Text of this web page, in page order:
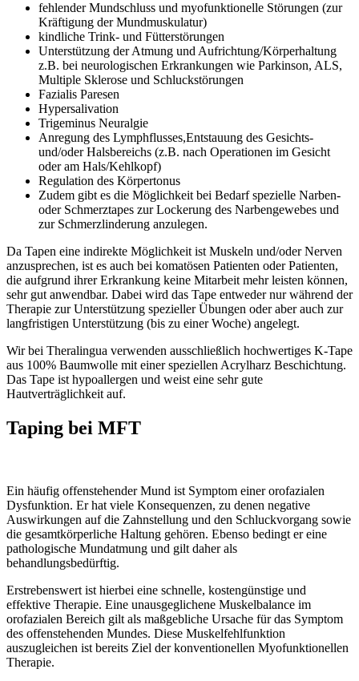
fehlender Mundschluss und myofunktionelle Störungen (zur
Kräftigung der Mundmuskulatur)
kindliche Trink- und Fütterstörungen
Unterstützung der Atmung und Aufrichtung/Körperhaltung
z.B. bei neurologischen Erkrankungen wie Parkinson, ALS,
Multiple Sklerose und Schluckstörungen
Fazialis Paresen
Hypersalivation
Trigeminus Neuralgie
Anregung des Lymphflusses,Entstauung des Gesichts-
und/oder Halsbereichs (z.B. nach Operationen im Gesicht
oder am Hals/Kehlkopf)
Regulation des Körpertonus
Zudem gibt es die Möglichkeit bei Bedarf spezielle Narben-
oder Schmerztapes zur Lockerung des Narbengewebes und
zur Schmerzlinderung anzulegen.
Da Tapen eine indirekte Möglichkeit ist Muskeln und/oder Nerven
anzusprechen, ist es auch bei komatösen Patienten oder Patienten,
die aufgrund ihrer Erkrankung keine Mitarbeit mehr leisten können,
sehr gut anwendbar. Dabei wird das Tape entweder nur während der
Therapie zur Unterstützung spezieller Übungen oder aber auch zur
langfristigen Unterstützung (bis zu einer Woche) angelegt.
Wir bei Theralingua verwenden ausschließlich hochwertiges K-Tape
aus 100% Baumwolle mit einer speziellen Acrylharz Beschichtung.
Das Tape ist hypoallergen und weist eine sehr gute
Hautverträglichkeit auf.
Taping bei MFT
Ein häufig offenstehender Mund ist Symptom einer orofazialen
Dysfunktion. Er hat viele Konsequenzen, zu denen negative
Auswirkungen auf die Zahnstellung und den Schluckvorgang sowie
die gesamtkörperliche Haltung gehören. Ebenso bedingt er eine
pathologische Mundatmung und gilt daher als
behandlungsbedürftig.
Erstrebenswert ist hierbei eine schnelle, kostengünstige und
effektive Therapie. Eine unausgeglichene Muskelbalance im
orofazialen Bereich gilt als maßgebliche Ursache für das Symptom
des offenstehenden Mundes. Diese Muskelfehlfunktion
auszugleichen ist bereits Ziel der konventionellen Myofunktionellen
Therapie.